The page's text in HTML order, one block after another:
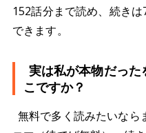
152話分まで読め、続き
できます。
実は私が本物だっ
こですか？
無料で多く読みたいなら